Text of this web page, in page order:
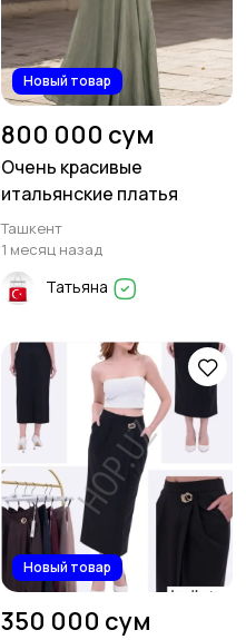
Новый товар
800 000 сум
Очень красивые
итальянские платья
Ташкент
1 месяц назад
Татьяна
Новый товар
350 000 сум